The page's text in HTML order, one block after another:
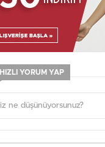
HIZLI YORUM YAP